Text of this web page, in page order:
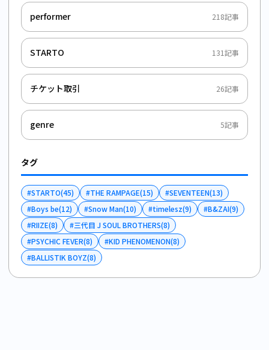
performer 218記事
STARTO 131記事
チケット取引 26記事
genre 5記事
タグ
#STARTO(45) #THE RAMPAGE(15) #SEVENTEEN(13)
#Boys be(12) #Snow Man(10) #timelesz(9) #B&ZAI(9)
#RIIZE(8) #三代目 J SOUL BROTHERS(8)
#PSYCHIC FEVER(8) #KID PHENOMENON(8)
#BALLISTIK BOYZ(8)